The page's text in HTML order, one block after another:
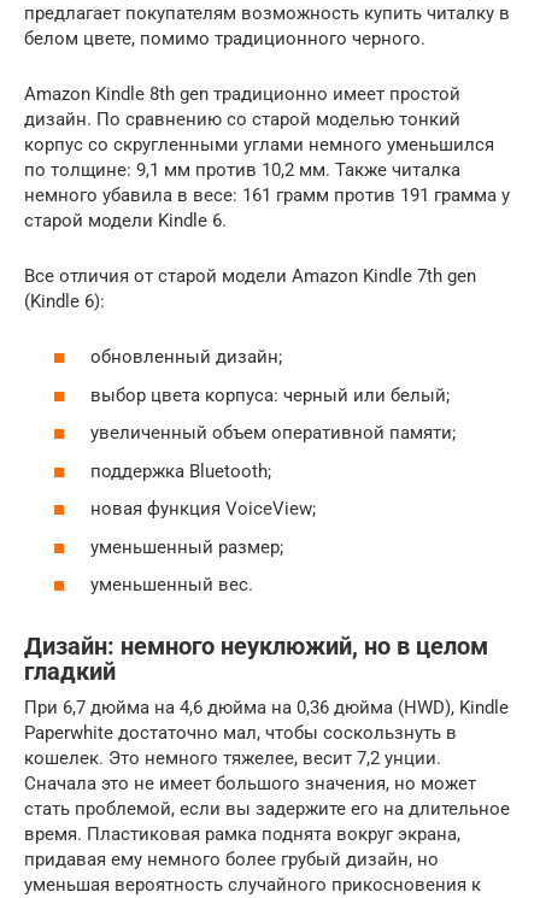
предлагает покупателям возможность купить читалку в
белом цвете, помимо традиционного черного.
Amazon Kindle 8th gen традиционно имеет простой
дизайн. По сравнению со старой моделью тонкий
корпус со скругленными углами немного уменьшился
по толщине: 9,1 мм против 10,2 мм. Также читалка
немного убавила в весе: 161 грамм против 191 грамма у
старой модели Kindle 6.
Все отличия от старой модели Amazon Kindle 7th gen
(Kindle 6):
обновленный дизайн;
выбор цвета корпуса: черный или белый;
увеличенный объем оперативной памяти;
поддержка Bluetooth;
новая функция VoiceView;
уменьшенный размер;
уменьшенный вес.
Дизайн: немного неуклюжий, но в целом
гладкий
При 6,7 дюйма на 4,6 дюйма на 0,36 дюйма (HWD), Kindle
Paperwhite достаточно мал, чтобы соскользнуть в
кошелек. Это немного тяжелее, весит 7,2 унции.
Сначала это не имеет большого значения, но может
стать проблемой, если вы задержите его на длительное
время. Пластиковая рамка поднята вокруг экрана,
придавая ему немного более грубый дизайн, но
уменьшая вероятность случайного прикосновения к